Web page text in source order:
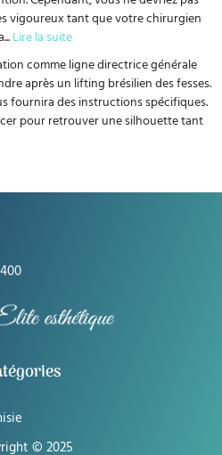
vigoureux tant que votre chirurgien
...Lire la suite
comme ligne directrice générale
après un lifting brésilien des fesses.
fournira des instructions spécifiques.
pour retrouver une silhouette tant
© 2025